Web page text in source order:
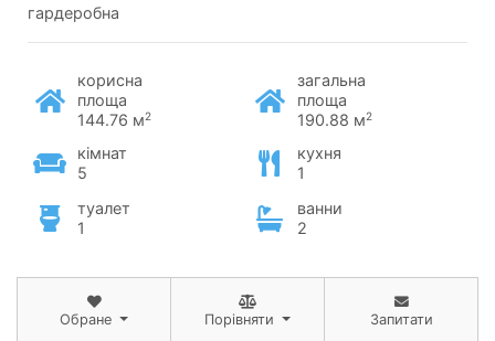
гардеробна
корисна
площа
144.76 м2
загальна
площа
190.88 м2
кімнат
5
кухня
1
туалет
1
ванни
2
Обране Порівняти Запитати